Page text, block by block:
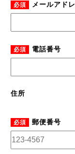
必須 メールアド
必須 電話番号
住所
必須 郵便番号